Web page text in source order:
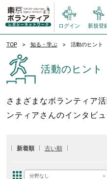
ログイン 新規登
TOP 知る・学ぶ 活動のヒント
活動のヒント
さまざまなボランティア
ンティアさんのインタビ
新着順 古い順
分野なし